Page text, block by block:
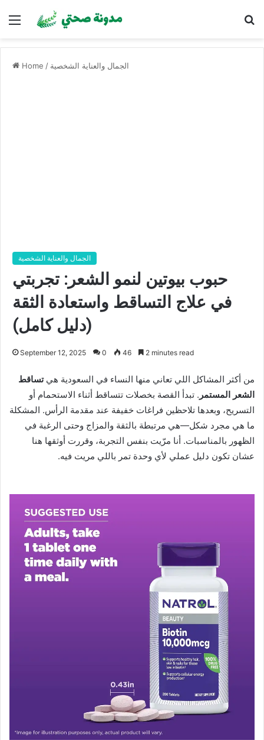
Menu
Home / الجمال والعناية الشخصية
الجمال والعناية الشخصية
حبوب بيوتين لنمو الشعر: تجربتي
في علاج التساقط واستعادة الثقة
(دليل كامل)
September 12, 2025 0 46 2 minutes read
من أكثر المشاكل اللي تعاني منها النساء في السعودية هيتساقط
الشعر المستمر . تبدأ القصة بخصلات تتساقط أثناء الاستحمام أو
التسريح، وبعدها تلاحظين فراغات خفيفة عند مقدمة الرأس. المشكلة
ما هي مجرد شكل—هي مرتبطة بالثقة والمزاج وحتى الرغبة في
الظهور بالمناسبات. أنا مرّيت بنفس التجربة، وقررت أوثقها هنا
عشان تكون دليل عملي لأي وحدة تمر باللي مريت فيه.